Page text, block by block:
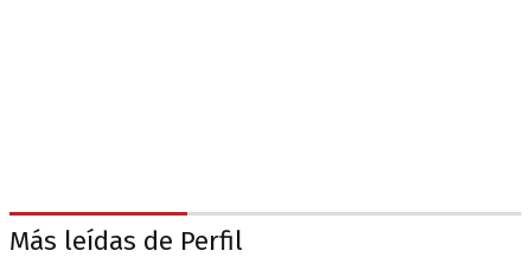
Más leídas de Perfil